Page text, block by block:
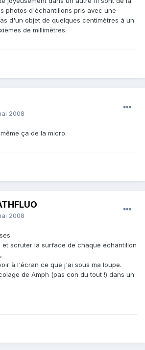
photos d'échantillons pris avec une
d'un objet de quelques centimètres à un
de millimètres.
2008
ça de la micro.
2008
et scruter la surface de chaque échantillon
à l'écran ce que j'ai sous ma loupe.
de Amph (pas con du tout !) dans un